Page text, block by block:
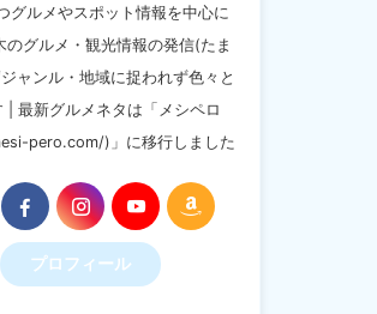
グルメやスポット情報を中心に
のグルメ・観光情報の発信(たま
ャンル・地域に捉われず色々と
| 最新グルメネタは「メシペロ
pero.com/)」に移行しました
プロフィール